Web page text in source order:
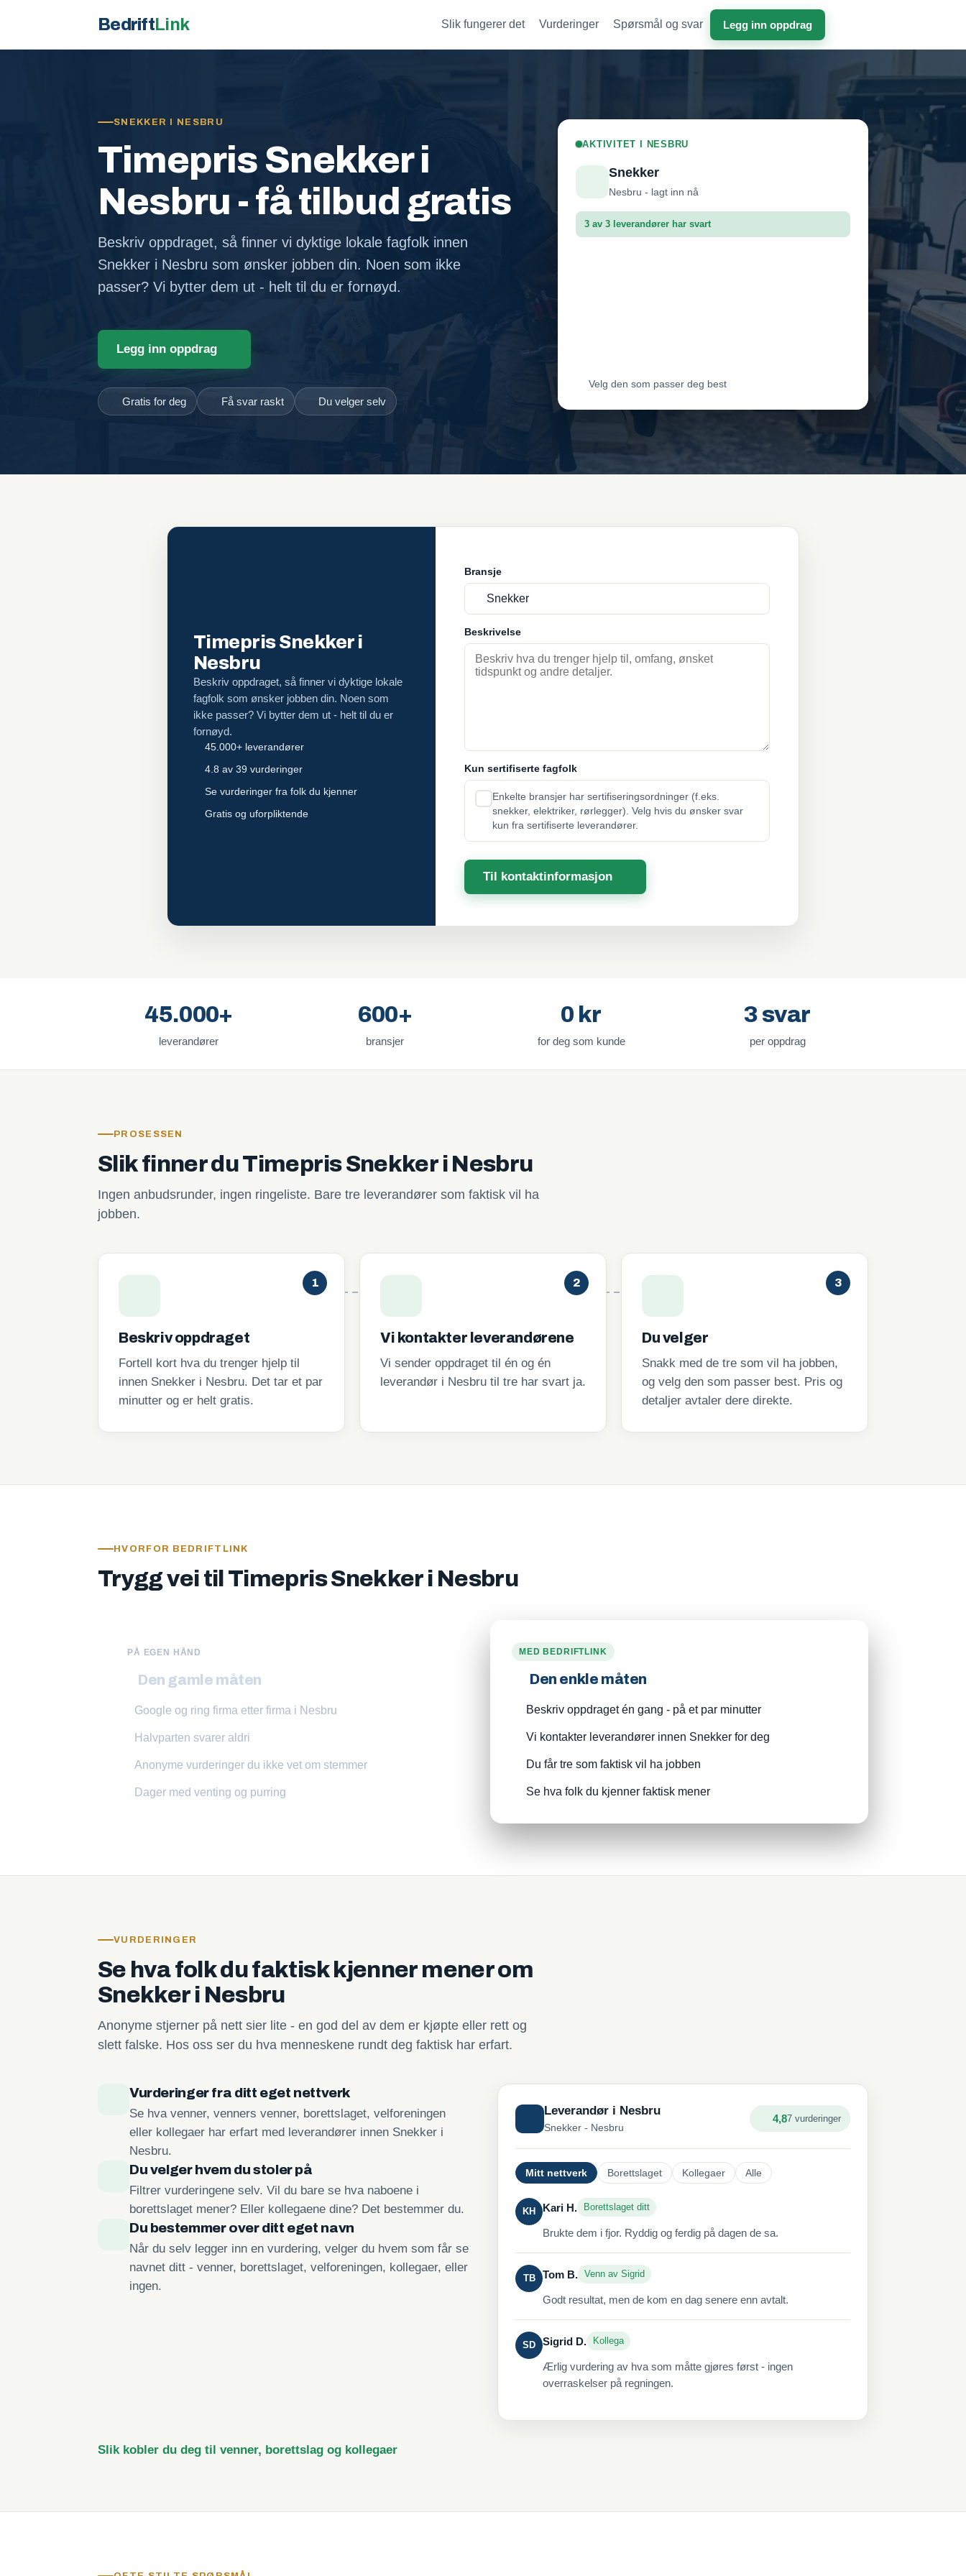
BedriftLink Slik fungerer det Vurderinger Spørsmål og svar Legg inn oppdrag
SNEKKER I NESBRU
Timepris Snekker i
Nesbru - få tilbud gratis
Beskriv oppdraget, så finner vi dyktige lokale fagfolk innen
Snekker i Nesbru som ønsker jobben din. Noen som ikke
passer? Vi bytter dem ut - helt til du er fornøyd.
Legg inn oppdrag
Gratis for deg Få svar raskt Du velger selv
AKTIVITET I NESBRU
Snekker
Nesbru - lagt inn nå
3 av 3 leverandører har svart
Velg den som passer deg best
Timepris Snekker i
Nesbru
Beskriv oppdraget, så finner vi dyktige lokale
fagfolk som ønsker jobben din. Noen som
ikke passer? Vi bytter dem ut - helt til du er
fornøyd.
45.000+ leverandører
4.8 av 39 vurderinger
Se vurderinger fra folk du kjenner
Gratis og uforpliktende
Bransje
Beskrivelse
Kun sertifiserte fagfolk
Enkelte bransjer har sertifiseringsordninger (f.eks.
snekker, elektriker, rørlegger). Velg hvis du ønsker svar
kun fra sertifiserte leverandører.
Til kontaktinformasjon
45.000+
leverandører
600+
bransjer
0 kr
for deg som kunde
3 svar
per oppdrag
PROSESSEN
Slik finner du Timepris Snekker i Nesbru
Ingen anbudsrunder, ingen ringeliste. Bare tre leverandører som faktisk vil ha
jobben.
1
Beskriv oppdraget
Fortell kort hva du trenger hjelp til
innen Snekker i Nesbru. Det tar et par
minutter og er helt gratis.
2
Vi kontakter leverandørene
Vi sender oppdraget til én og én
leverandør i Nesbru til tre har svart ja.
3
Du velger
Snakk med de tre som vil ha jobben,
og velg den som passer best. Pris og
detaljer avtaler dere direkte.
HVORFOR BEDRIFTLINK
Trygg vei til Timepris Snekker i Nesbru
PÅ EGEN HÅND
Den gamle måten
Google og ring firma etter firma i Nesbru
Halvparten svarer aldri
Anonyme vurderinger du ikke vet om stemmer
Dager med venting og purring
MED BEDRIFTLINK
Den enkle måten
Beskriv oppdraget én gang - på et par minutter
Vi kontakter leverandører innen Snekker for deg
Du får tre som faktisk vil ha jobben
Se hva folk du kjenner faktisk mener
VURDERINGER
Se hva folk du faktisk kjenner mener om
Snekker i Nesbru
Anonyme stjerner på nett sier lite - en god del av dem er kjøpte eller rett og
slett falske. Hos oss ser du hva menneskene rundt deg faktisk har erfart.
Vurderinger fra ditt eget nettverk
Se hva venner, venners venner, borettslaget, velforeningen
eller kollegaer har erfart med leverandører innen Snekker i
Nesbru.
Du velger hvem du stoler på
Filtrer vurderingene selv. Vil du bare se hva naboene i
borettslaget mener? Eller kollegaene dine? Det bestemmer du.
Du bestemmer over ditt eget navn
Når du selv legger inn en vurdering, velger du hvem som får se
navnet ditt - venner, borettslaget, velforeningen, kollegaer, eller
ingen.
Leverandør i Nesbru
Snekker - Nesbru
4,87 vurderinger
Mitt nettverk Borettslaget Kollegaer Alle
KH Kari H. Borettslaget ditt
Brukte dem i fjor. Ryddig og ferdig på dagen de sa.
TB Tom B. Venn av Sigrid
Godt resultat, men de kom en dag senere enn avtalt.
SD Sigrid D. Kollega
Ærlig vurdering av hva som måtte gjøres først - ingen
overraskelser på regningen.
Slik kobler du deg til venner, borettslag og kollegaer